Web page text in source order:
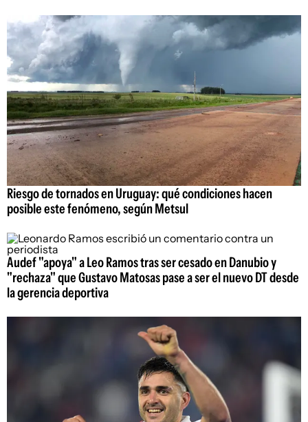
Riesgo de tornados en Uruguay: qué condiciones hacen
posible este fenómeno, según Metsul
Audef "apoya" a Leo Ramos tras ser cesado en Danubio y
"rechaza" que Gustavo Matosas pase a ser el nuevo DT desde
la gerencia deportiva